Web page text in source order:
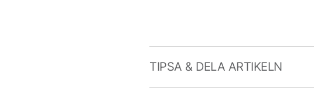
TIPSA & DELA ARTIKELN